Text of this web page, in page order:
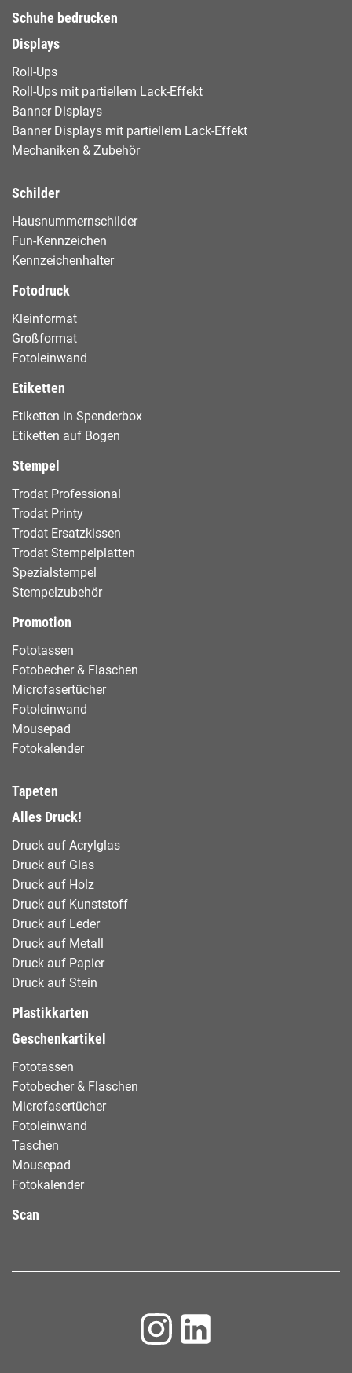
Schuhe bedrucken
Displays
Roll-Ups
Roll-Ups mit partiellem Lack-Effekt
Banner Displays
Banner Displays mit partiellem Lack-Effekt
Mechaniken & Zubehör
Schilder
Hausnummernschilder
Fun-Kennzeichen
Kennzeichenhalter
Fotodruck
Kleinformat
Großformat
Fotoleinwand
Etiketten
Etiketten in Spenderbox
Etiketten auf Bogen
Stempel
Trodat Professional
Trodat Printy
Trodat Ersatzkissen
Trodat Stempelplatten
Spezialstempel
Stempelzubehör
Promotion
Fototassen
Fotobecher & Flaschen
Microfasertücher
Fotoleinwand
Mousepad
Fotokalender
Tapeten
Alles Druck!
Druck auf Acrylglas
Druck auf Glas
Druck auf Holz
Druck auf Kunststoff
Druck auf Leder
Druck auf Metall
Druck auf Papier
Druck auf Stein
Plastikkarten
Geschenkartikel
Fototassen
Fotobecher & Flaschen
Microfasertücher
Fotoleinwand
Taschen
Mousepad
Fotokalender
Scan